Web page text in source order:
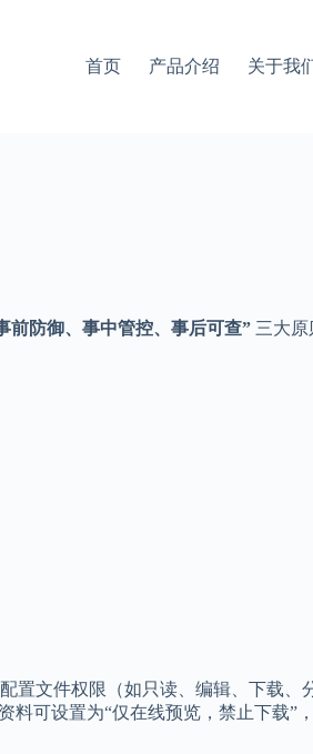
首页 产品介绍 关于我
前防御、事中管控、事后可查” 三大
置文件权限（如只读、编辑、下载
料可设置为“仅在线预览，禁止下载”